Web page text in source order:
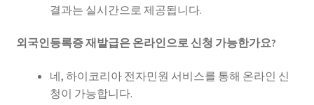
결과는 실시간으로 제공됩니다.
외국인등록증 재발급은 온라인으로 신청 가능한가요?
네, 하이코리아 전자민원 서비스를 통해 온라인 신
청이 가능합니다.